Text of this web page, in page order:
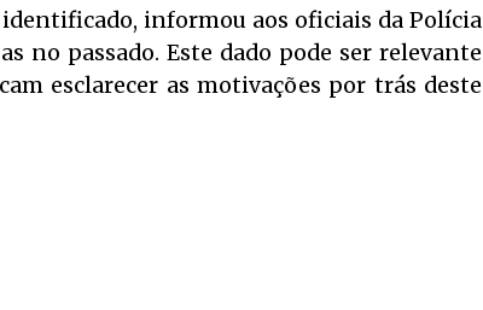
informou aos oficiais da Polícia
no passado. Este dado pode ser relevante
esclarecer as motivações por trás deste